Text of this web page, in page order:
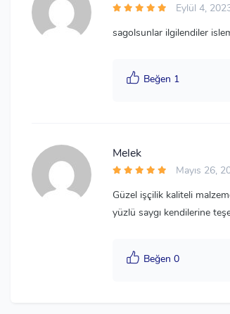
Eylül 4,
sagolsunlar ilgilendiler
Beğen 1
Melek
Mayıs 26,
Güzel işçilik kaliteli
yüzlü saygı kendilerine
Beğen 0